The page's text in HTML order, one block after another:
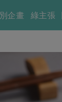
企畫 綠主張